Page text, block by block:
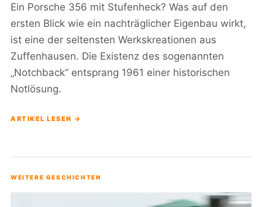
Ein Porsche 356 mit Stufenheck? Was auf den
ersten Blick wie ein nachträglicher Eigenbau wirkt,
ist eine der seltensten Werkskreationen aus
Zuffenhausen. Die Existenz des sogenannten
„Notchback“ entsprang 1961 einer historischen
Notlösung.
ARTIKEL LESEN →
WEITERE GESCHICHTEN